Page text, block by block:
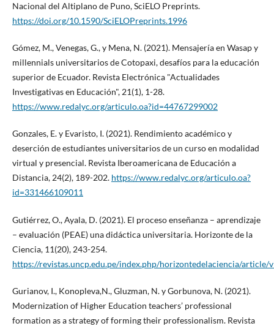
Nacional del Altiplano de Puno, SciELO Preprints.
https://doi.org/10.1590/SciELOPreprints.1996
Gómez, M., Venegas, G., y Mena, N. (2021). Mensajería en Wasap y
millennials universitarios de Cotopaxi, desafíos para la educación
superior de Ecuador. Revista Electrónica "Actualidades
Investigativas en Educación", 21(1), 1-28.
https://www.redalyc.org/articulo.oa?id=44767299002
Gonzales, E. y Evaristo, I. (2021). Rendimiento académico y
deserción de estudiantes universitarios de un curso en modalidad
virtual y presencial. Revista Iberoamericana de Educación a
Distancia, 24(2), 189-202. https://www.redalyc.org/articulo.oa?
id=331466109011
Gutiérrez, O., Ayala, D. (2021). El proceso enseñanza – aprendizaje
– evaluación (PEAE) una didáctica universitaria. Horizonte de la
Ciencia, 11(20), 243-254.
https://revistas.uncp.edu.pe/index.php/horizontedelaciencia/article/
Gurianov, I., Konopleva,N., Gluzman, N. y Gorbunova, N. (2021).
Modernization of Higher Education teachers’ professional
formation as a strategy of forming their professionalism. Revista